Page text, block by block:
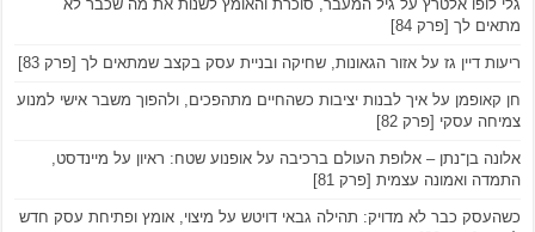
גלי לופו אלטרץ על גיל המעבר, סוכרת והאומץ לשנות את מה שכבר לא
מתאים לך [פרק 84]
ריעות דיין גז על אזור הגאונות, שחיקה ובניית עסק בקצב שמתאים לך [פרק 83]
חן קאופמן על איך לבנות יציבות כשהחיים מתהפכים, ולהפוך משבר אישי למנוע
צמיחה עסקי [פרק 82]
אלונה בן־נתן – אלופת העולם ברכיבה על אופנוע שטח: ראיון על מיינדסט,
התמדה ואמונה עצמית [פרק 81]
כשהעסק כבר לא מדויק: תהילה גבאי דויטש על מיצוי, אומץ ופתיחת עסק חדש